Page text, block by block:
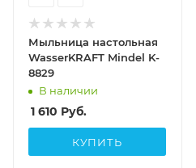
Мыльница настольная
WasserKRAFT Mindel K-
8829
В наличии
1 610 Руб.
КУПИТЬ